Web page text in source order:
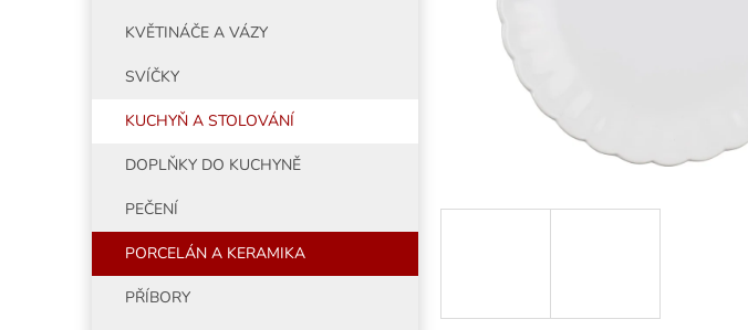
KVĚTINÁČE A VÁZY
SVÍČKY
KUCHYŇ A STOLOVÁNÍ
DOPLŇKY DO KUCHYNĚ
PEČENÍ
PORCELÁN A KERAMIKA
PŘÍBORY